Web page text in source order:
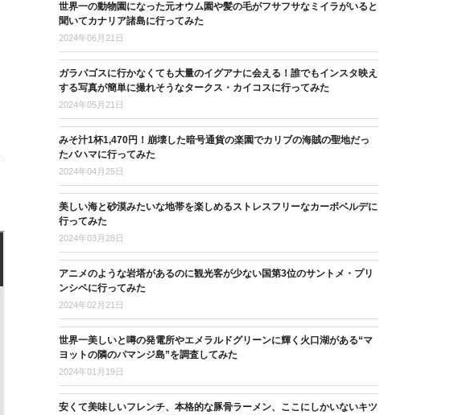
世界一の動物園になった元オウム園や髪の毛がフサフサなミイラがいると
聞いてカナリア諸島に行ってみた
2024年06月21日
ガラパゴスに行かなくても大量のイグアナに会える！誰でもインスタ映え
する写真が簡単に撮れそうなタークス・カイコスに行ってみた
2024年05月21日
みそ汁1杯1,470円！崩壊した暗号通貨の楽園でカリブの海賊の聖地だっ
たバハマに行ってみた
2024年04月25日
美しい海と砂漠みたいな地帯を楽しめるストレスフリーなカーボベルデに
行ってみた
2024年03月28日
アニメのような岩塔があるのに観光客が少ない国第3位のサントメ・プリ
ンシペに行ってみた
2024年02月21日
世界一美しいと噂の発電所やエメラルドグリーンに輝く火口湖がある“マ
ヨットの隣のパマンジ島”を調査してみた
2024年01月19日
安くて美味しいフレンチ、本格的な豚骨ラーメン、ここにしかいないキツ